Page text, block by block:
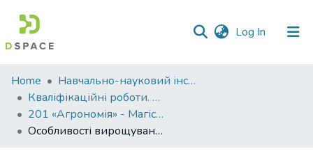
Log In (current)
Communities
&
Collections
Home
Навчально-науковий інститут агротехнологій, селекції та екології
Кваліфікаційні роботи. ННІ агротехнологій, селекції та екології
201 «Агрономія» - Магістри 2023-2024
Особливості вирощування розсади на поживних середовищах з гумусовими добривами та цеолітом